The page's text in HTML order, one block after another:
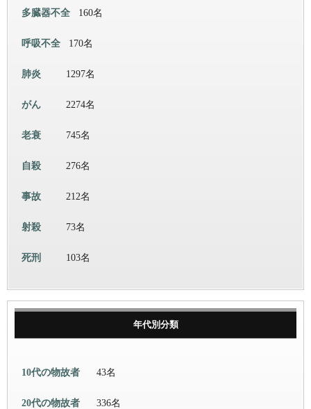
多臓器不全 160名
呼吸不全 170名
肺炎 1297名
がん 2274名
老衰 745名
自殺 276名
事故 212名
射殺 73名
死刑 103名
年代別分類
10代の物故者 43名
20代の物故者 336名